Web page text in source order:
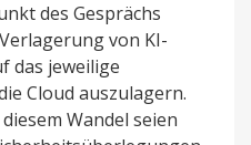
des Gesprächs
von KI-
das jeweilige
Cloud auszulagern.
Wandel seien